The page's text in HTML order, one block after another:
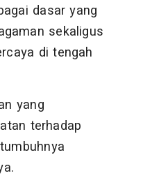
dasar yang
sekaligus
di tengah
yang
terhadap